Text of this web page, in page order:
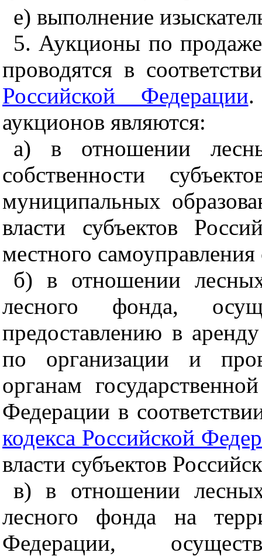
е) выполнение
5. Аукционы по продаже
проводятся в
Российской Федерации.
аукционов являются:
а) в отношении
собственности
муниципальных
власти субъектов
местного самоуправления
б) в отношении
лесного фонда,
предоставлению в
по организации и
органам
Федерации в
кодекса Российской
власти субъектов
в) в отношении
лесного фонда на
Федерации,